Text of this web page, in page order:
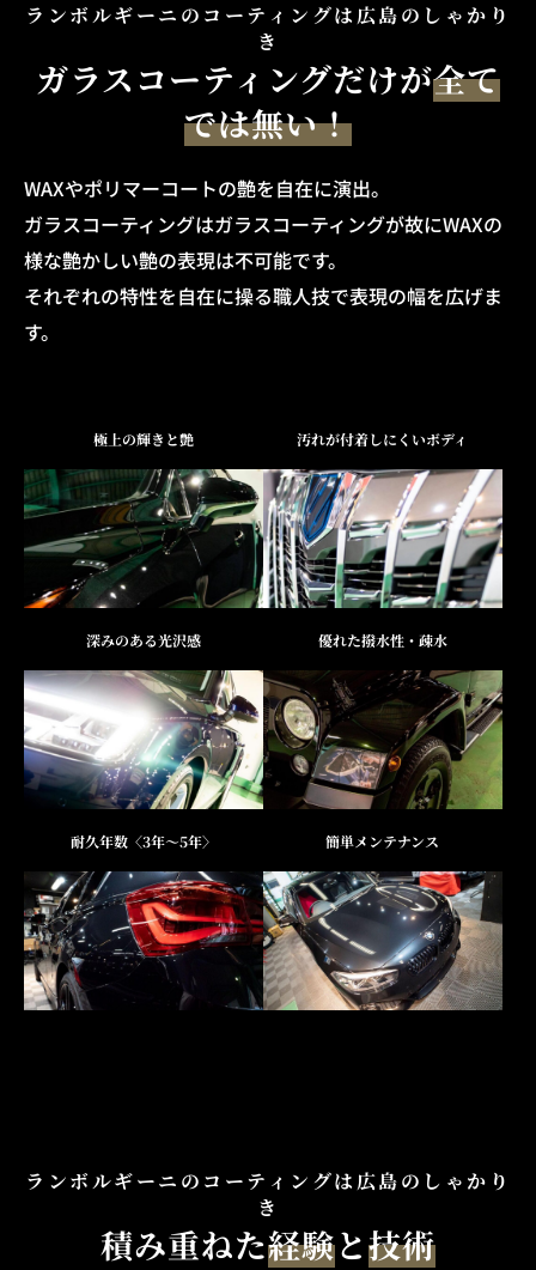
ランボルギーニのコーティングは広島のしゃかり
き
ガラスコーティングだけが全て
では無い！
WAXやポリマーコートの艶を自在に演出。
ガラスコーティングはガラスコーティングが故にWAXの
様な艶かしい艶の表現は不可能です。
それぞれの特性を自在に操る職人技で表現の幅を広げま
す。
極上の輝きと艶 汚れが付着しにくいボディ
深みのある光沢感 優れた撥水性・疎水
耐久年数〈3年～5年〉 簡単メンテナンス
ランボルギーニのコーティングは広島のしゃかり
き
積み重ねた経験と技術